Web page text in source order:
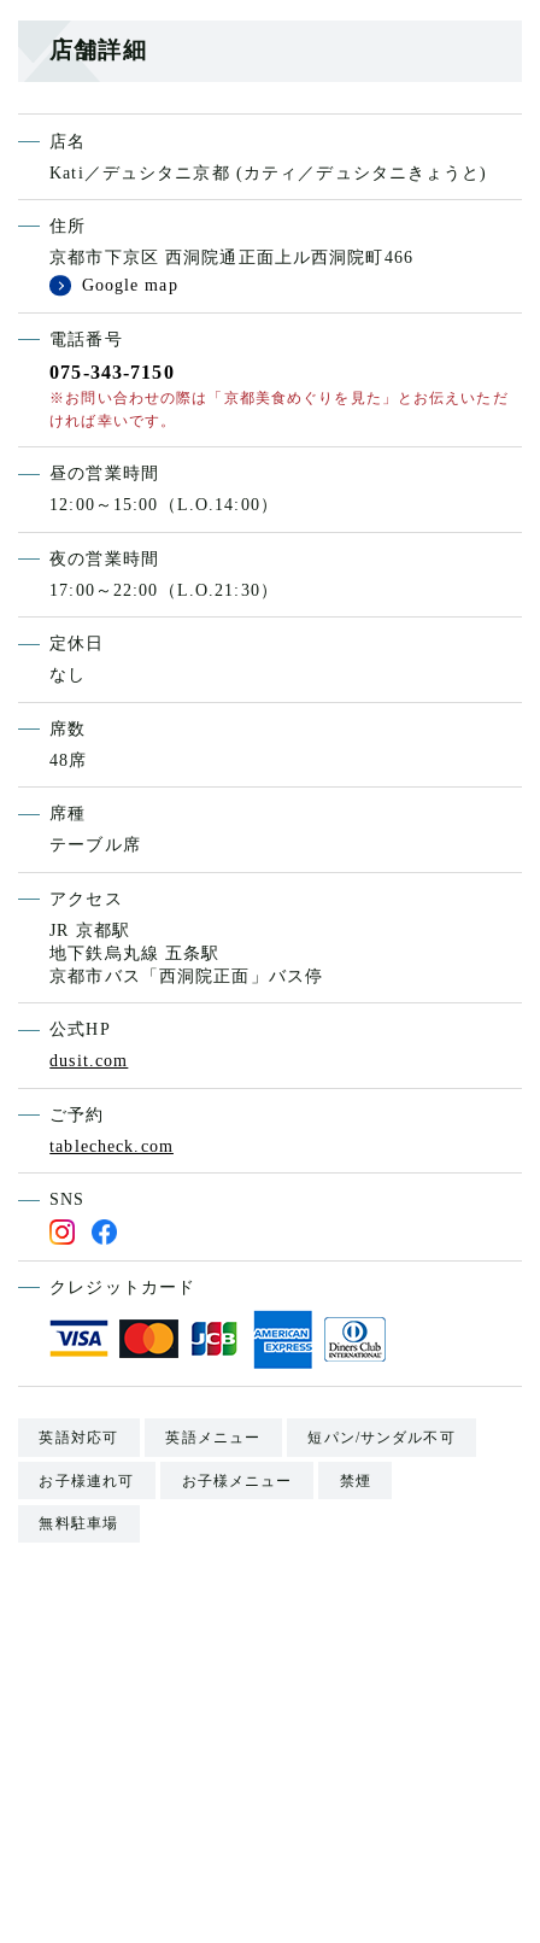
店舗詳細
店名
Kati／デュシタニ京都 (カティ／デュシタニきょうと)
住所
京都市下京区 西洞院通正面上ル西洞院町466
Google map
電話番号
075-343-7150
※お問い合わせの際は「京都美食めぐりを見た」とお伝えいただ
ければ幸いです。
昼の営業時間
12:00～15:00（L.O.14:00）
夜の営業時間
17:00～22:00（L.O.21:30）
定休日
なし
席数
48席
席種
テーブル席
アクセス
JR 京都駅
地下鉄烏丸線 五条駅
京都市バス「西洞院正面」バス停
公式HP
dusit.com
ご予約
tablecheck.com
SNS
クレジットカード
英語対応可 英語メニュー 短パン/サンダル不可
お子様連れ可 お子様メニュー 禁煙
無料駐車場